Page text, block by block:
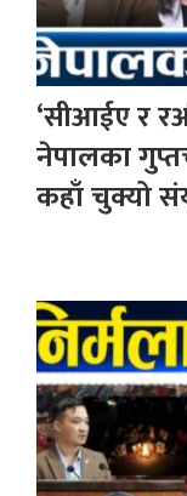
‘सीआईए र
नेपालका
कहाँ चुक्यो